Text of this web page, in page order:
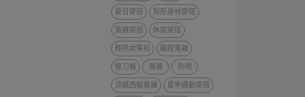
夏日穿搭
梨形身材穿搭
寬褲穿搭
休閒穿搭
輕熟女穿搭
顯瘦寬褲
彎刀褲
寬褲
防晒
涼感西裝寬褲
夏季通勤穿搭